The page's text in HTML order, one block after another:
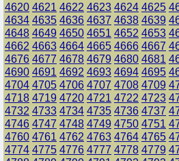
4620 4621 4622 4623 4624 4625
4634 4635 4636 4637 4638 4639
4648 4649 4650 4651 4652 4653
4662 4663 4664 4665 4666 4667
4676 4677 4678 4679 4680 4681
4690 4691 4692 4693 4694 4695
4704 4705 4706 4707 4708 4709
4718 4719 4720 4721 4722 4723
4732 4733 4734 4735 4736 4737
4746 4747 4748 4749 4750 4751
4760 4761 4762 4763 4764 4765
4774 4775 4776 4777 4778 4779